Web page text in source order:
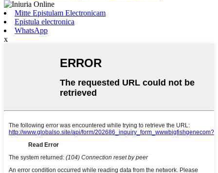
Mitte Epistulam Electronicam
Epistula electronica
WhatsApp
x